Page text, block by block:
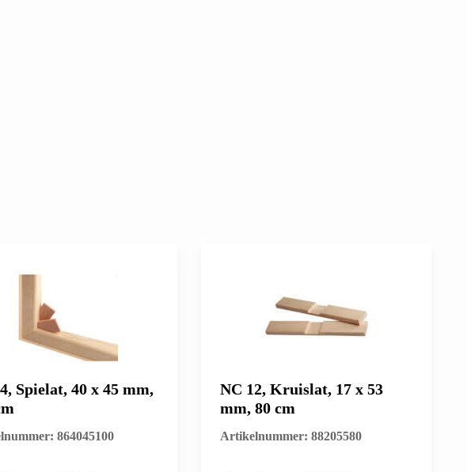
Spielat, 40 x 45 mm,
864045100
NC 12, Kruislat, 17 x 53
mm, 80 cm
Artikelnummer: 88205580